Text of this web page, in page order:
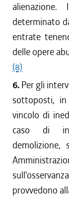
determinato
entrate
delle opere
(8)
6. Per gli
sottoposti,
vincolo di
caso di
provvedono